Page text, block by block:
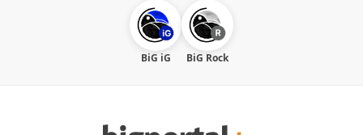
BiG iG BiG Rock